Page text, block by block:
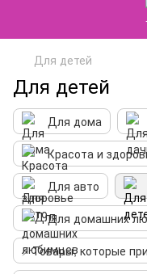
Для детей
Для детей
Для дома
Красота и
Для авто
Для домашних
⚡️ Товары, которые